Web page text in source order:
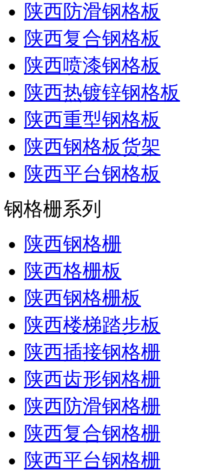
陕西防滑钢格板
陕西复合钢格板
陕西喷漆钢格板
陕西热镀锌钢格板
陕西重型钢格板
陕西钢格板货架
陕西平台钢格板
钢格栅系列
陕西钢格栅
陕西格栅板
陕西钢格栅板
陕西楼梯踏步板
陕西插接钢格栅
陕西齿形钢格栅
陕西防滑钢格栅
陕西复合钢格栅
陕西平台钢格栅